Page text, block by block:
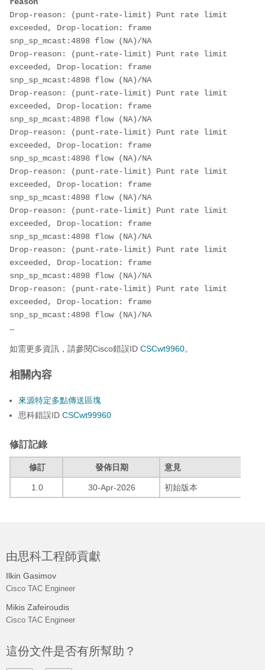
Drop-reason: (punt-rate-limit) Punt rate limit
exceeded, Drop-location: frame
snp_sp_mcast:4898 flow (NA)/NA
Drop-reason: (punt-rate-limit) Punt rate limit
exceeded, Drop-location: frame
snp_sp_mcast:4898 flow (NA)/NA
Drop-reason: (punt-rate-limit) Punt rate limit
exceeded, Drop-location: frame
snp_sp_mcast:4898 flow (NA)/NA
Drop-reason: (punt-rate-limit) Punt rate limit
exceeded, Drop-location: frame
snp_sp_mcast:4898 flow (NA)/NA
Drop-reason: (punt-rate-limit) Punt rate limit
exceeded, Drop-location: frame
snp_sp_mcast:4898 flow (NA)/NA
Drop-reason: (punt-rate-limit) Punt rate limit
exceeded, Drop-location: frame
snp_sp_mcast:4898 flow (NA)/NA
Drop-reason: (punt-rate-limit) Punt rate limit
exceeded, Drop-location: frame
snp_sp_mcast:4898 flow (NA)/NA
Drop-reason: (punt-rate-limit) Punt rate limit
exceeded, Drop-location: frame
snp_sp_mcast:4898 flow (NA)/NA
…
如需更多資訊，請參閱Cisco錯誤ID CSCwt9960。
相關內容
來源特定多點傳送區塊
思科錯誤ID CSCwt99960
修訂記錄
修訂 發佈日期 意見
1.0 30-Apr-2026 初始版本
由思科工程師貢獻
Ilkin Gasimov
Cisco TAC Engineer
Mikis Zafeiroudis
Cisco TAC Engineer
這份文件是否有所幫助？